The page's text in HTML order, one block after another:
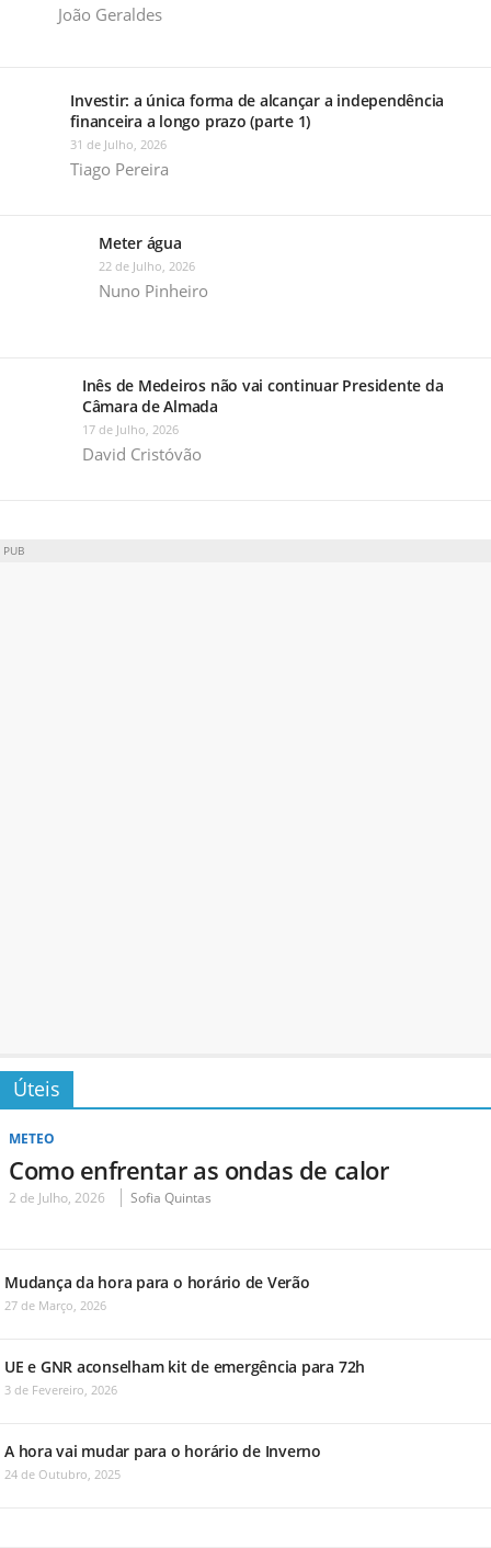
João Geraldes
Investir: a única forma de alcançar a independência
financeira a longo prazo (parte 1)
31 de Julho, 2026
Tiago Pereira
Meter água
22 de Julho, 2026
Nuno Pinheiro
Inês de Medeiros não vai continuar Presidente da
Câmara de Almada
17 de Julho, 2026
David Cristóvão
PUB
Úteis
METEO
Como enfrentar as ondas de calor
2 de Julho, 2026 Sofia Quintas
Mudança da hora para o horário de Verão
27 de Março, 2026
UE e GNR aconselham kit de emergência para 72h
3 de Fevereiro, 2026
A hora vai mudar para o horário de Inverno
24 de Outubro, 2025